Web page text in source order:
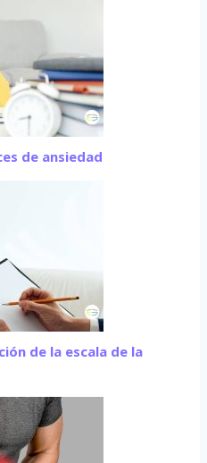
de ansiedad
de la escala de la